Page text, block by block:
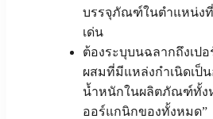
บรรจุภัณฑ์ในตำแหน่ง
เด่น
ต้องระบุบนฉลากถึงเป
ผสมที่มีแหล่งกำเนิดเป็
น้ำหนักในผลิตภัณฑ์ทั้งห
ออร์แกนิกของทั้งหมด”